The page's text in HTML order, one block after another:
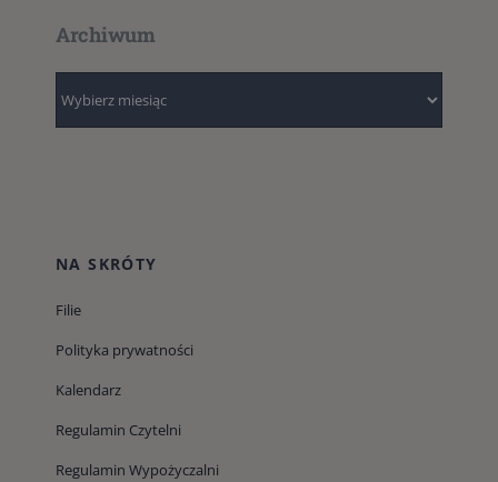
Archiwum
NA SKRÓTY
Filie
Polityka prywatności
Kalendarz
Regulamin Czytelni
Regulamin Wypożyczalni